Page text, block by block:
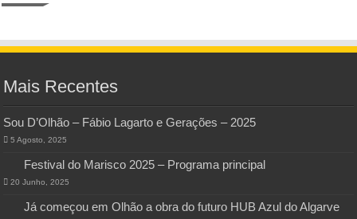
Mais Recentes
Sou D’Olhão – Fábio Lagarto e Gerações – 2025
5 Agosto, 2025
Festival do Marisco 2025 – Programa principal
20 Junho, 2025
Já começou em Olhão a obra do futuro HUB Azul do Algarve